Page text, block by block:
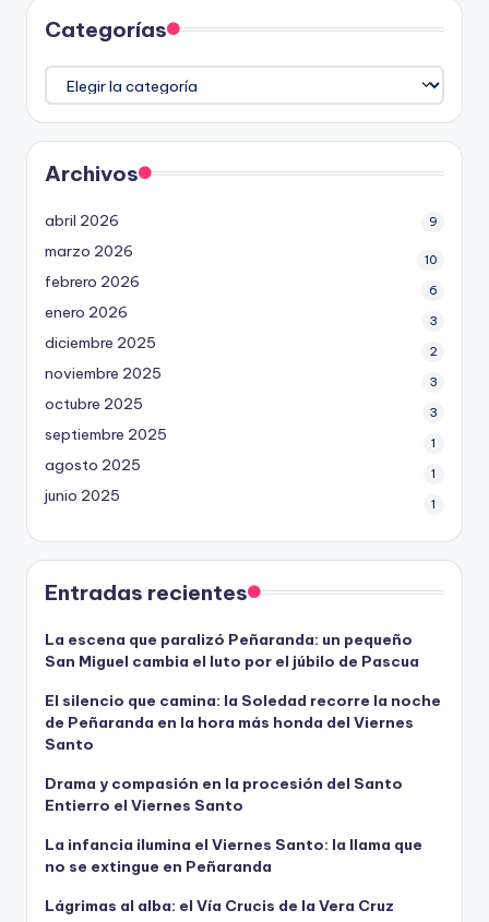
Categorías
Categorías
Archivos
abril 2026 9
marzo 2026 10
febrero 2026 6
enero 2026 3
diciembre 2025 2
noviembre 2025 3
octubre 2025 3
septiembre 2025 1
agosto 2025 1
junio 2025 1
Entradas recientes
La escena que paralizó Peñaranda: un pequeño
San Miguel cambia el luto por el júbilo de Pascua
El silencio que camina: la Soledad recorre la noche
de Peñaranda en la hora más honda del Viernes
Santo
Drama y compasión en la procesión del Santo
Entierro el Viernes Santo
La infancia ilumina el Viernes Santo: la llama que
no se extingue en Peñaranda
Lágrimas al alba: el Vía Crucis de la Vera Cruz